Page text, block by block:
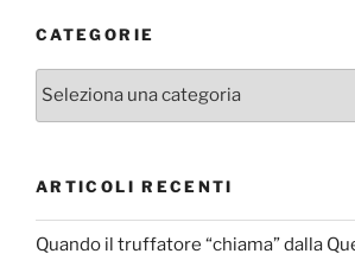
CATEGORIE
Categorie
ARTICOLI RECENTI
Quando il truffatore “chiama” dalla